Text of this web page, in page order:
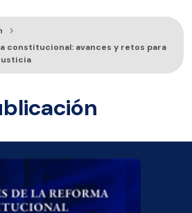
constitucional: avances y retos para